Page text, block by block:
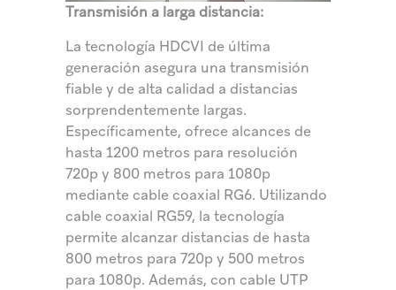
Transmisión a larga distancia:
La tecnología HDCVI de última
generación asegura una transmisión
fiable y de alta calidad a distancias
sorprendentemente largas.
Específicamente, ofrece alcances de
hasta 1200 metros para resolución
720p y 800 metros para 1080p
mediante cable coaxial RG6. Utilizando
cable coaxial RG59, la tecnología
permite alcanzar distancias de hasta
800 metros para 720p y 500 metros
para 1080p. Además, con cable UTP